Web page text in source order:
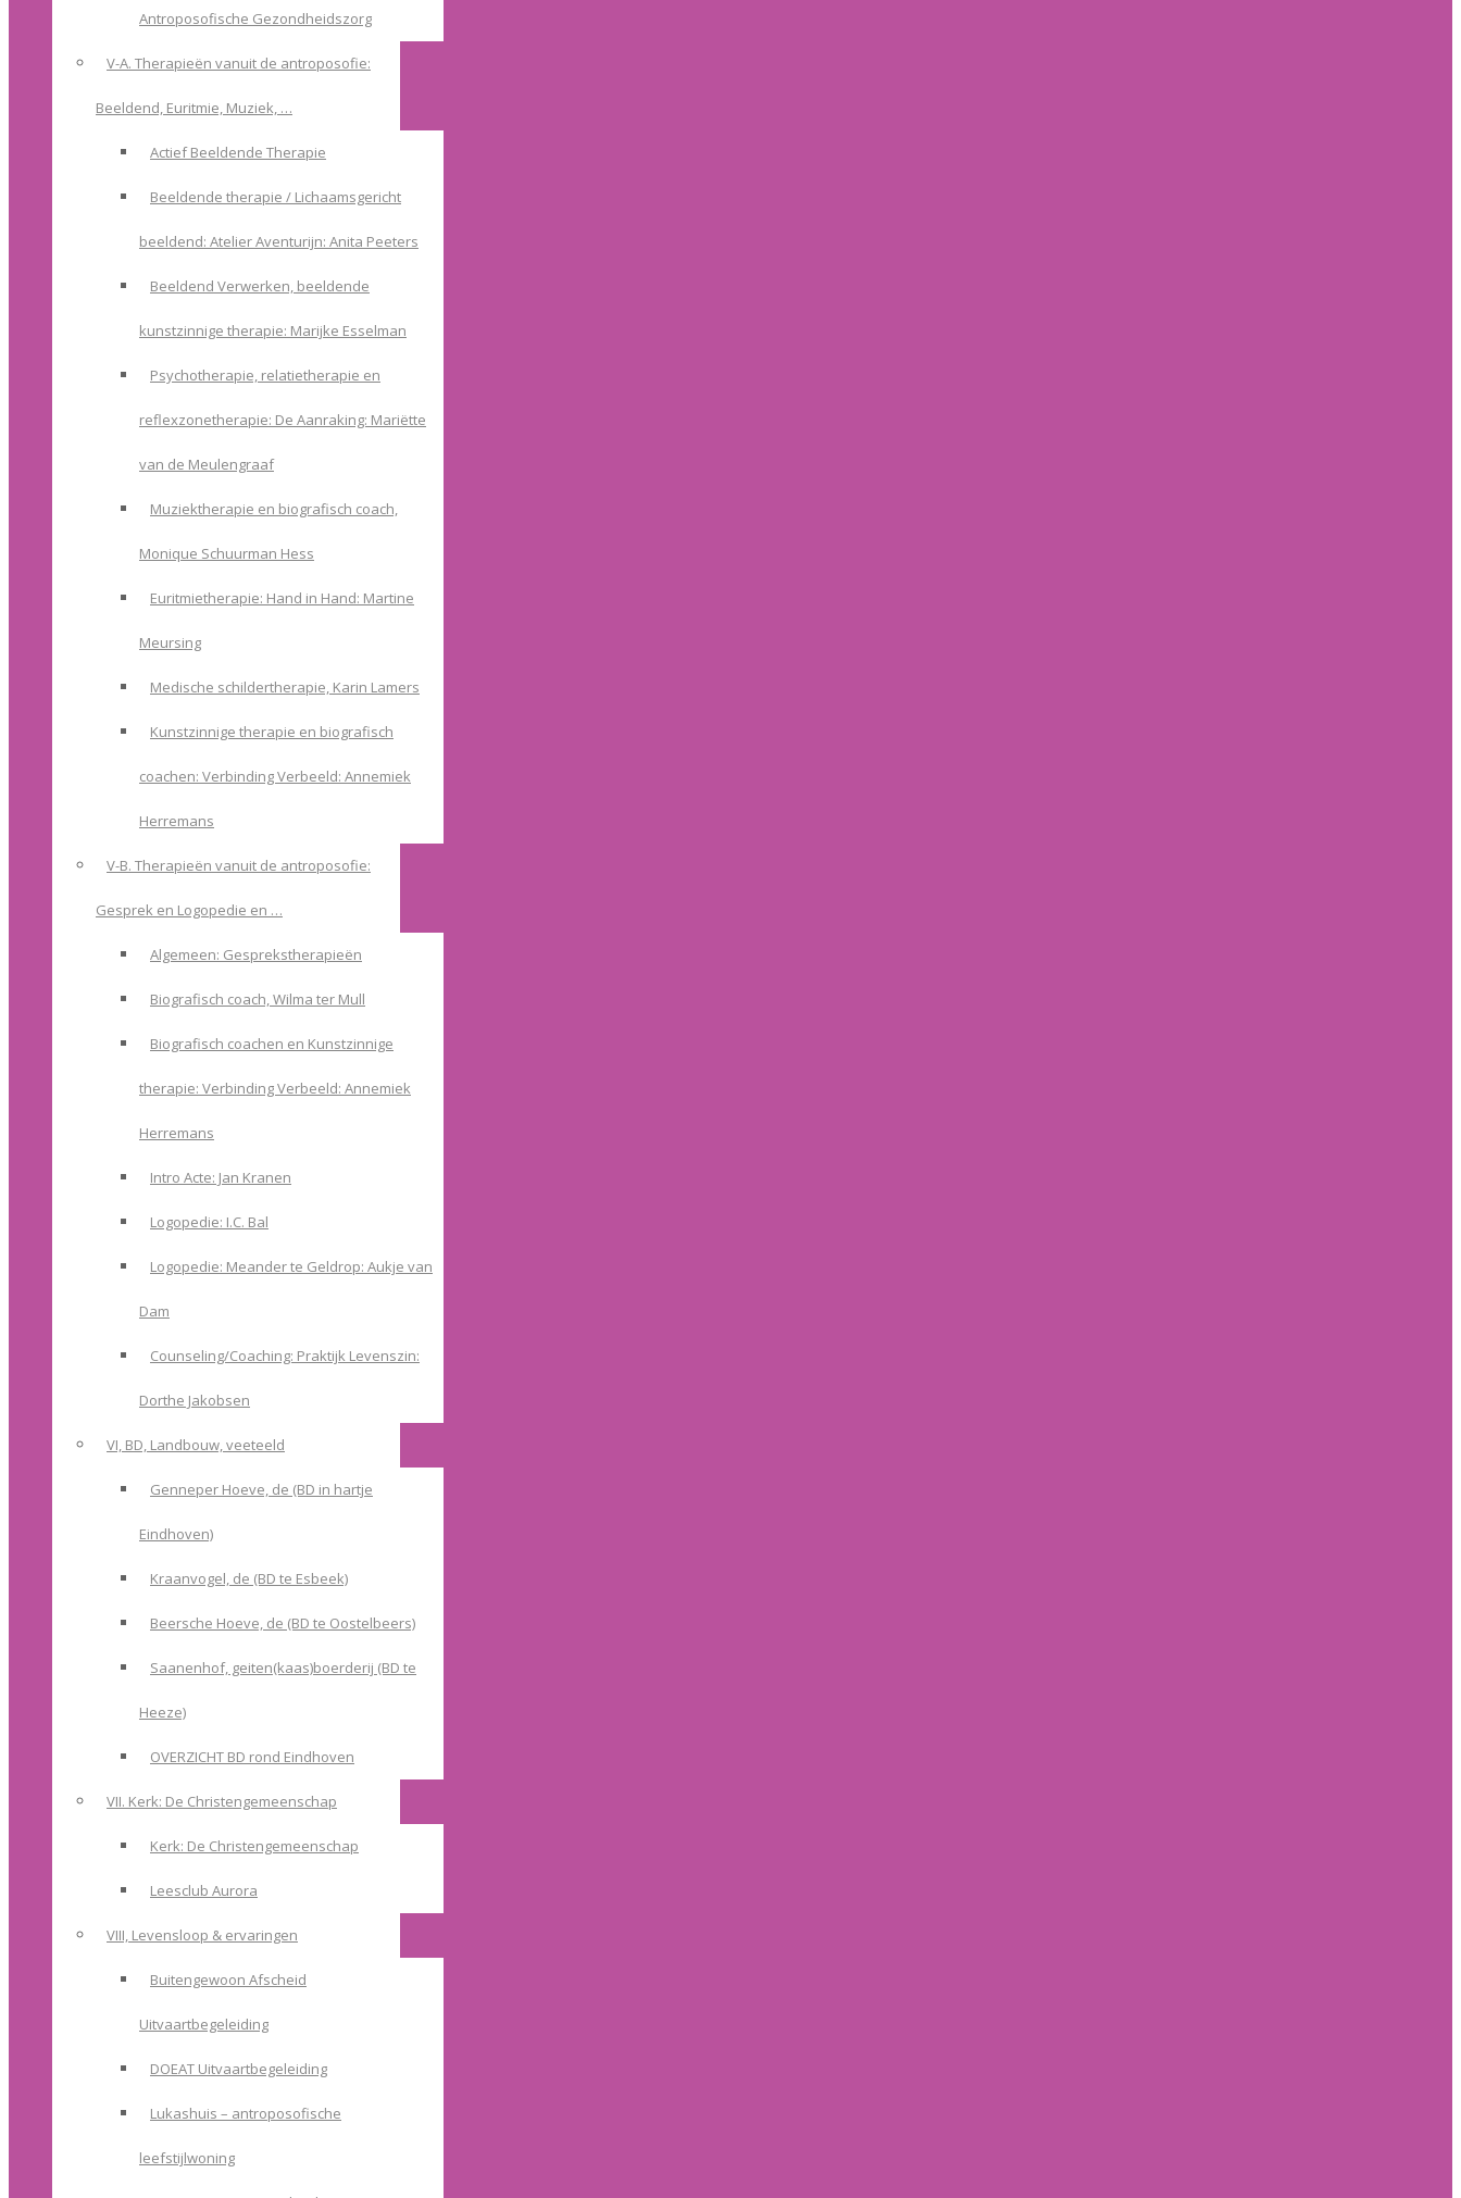
Antroposofische Gezondheidszorg
V-A. Therapieën vanuit de antroposofie:
Beeldend, Euritmie, Muziek, …
Actief Beeldende Therapie
Beeldende therapie / Lichaamsgericht
beeldend: Atelier Aventurijn: Anita Peeters
Beeldend Verwerken, beeldende
kunstzinnige therapie: Marijke Esselman
Psychotherapie, relatietherapie en
reflexzonetherapie: De Aanraking: Mariëtte
van de Meulengraaf
Muziektherapie en biografisch coach,
Monique Schuurman Hess
Euritmietherapie: Hand in Hand: Martine
Meursing
Medische schildertherapie, Karin Lamers
Kunstzinnige therapie en biografisch
coachen: Verbinding Verbeeld: Annemiek
Herremans
V-B. Therapieën vanuit de antroposofie:
Gesprek en Logopedie en …
Algemeen: Gesprekstherapieën
Biografisch coach, Wilma ter Mull
Biografisch coachen en Kunstzinnige
therapie: Verbinding Verbeeld: Annemiek
Herremans
Intro Acte: Jan Kranen
Logopedie: I.C. Bal
Logopedie: Meander te Geldrop: Aukje van
Dam
Counseling/Coaching: Praktijk Levenszin:
Dorthe Jakobsen
VI, BD, Landbouw, veeteeld
Genneper Hoeve, de (BD in hartje
Eindhoven)
Kraanvogel, de (BD te Esbeek)
Beersche Hoeve, de (BD te Oostelbeers)
Saanenhof, geiten(kaas)boerderij (BD te
Heeze)
OVERZICHT BD rond Eindhoven
VII. Kerk: De Christengemeenschap
Kerk: De Christengemeenschap
Leesclub Aurora
VIII, Levensloop & ervaringen
Buitengewoon Afscheid
Uitvaartbegeleiding
DOEAT Uitvaartbegeleiding
Lukashuis – antroposofische
leefstijlwoning